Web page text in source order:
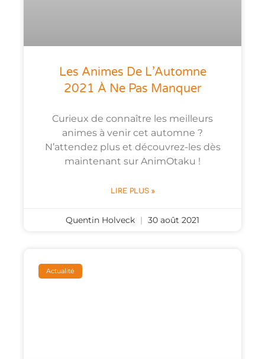
Les Animes De L’Automne
2021 À Ne Pas Manquer
Curieux de connaître les meilleurs
animes à venir cet automne ?
N’attendez plus et découvrez-les dès
maintenant sur AnimOtaku !
LIRE PLUS »
Quentin Holveck 30 août 2021
Actualité